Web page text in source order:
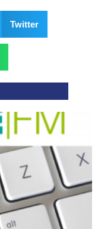
Twitter